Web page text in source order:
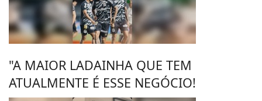
"A MAIOR LADAINHA QUE TEM
ATUALMENTE É ESSE NEGÓCIO!